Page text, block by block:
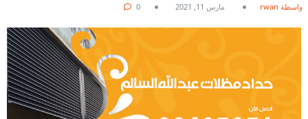
بواسطة rwan مارس 11, 2021 0